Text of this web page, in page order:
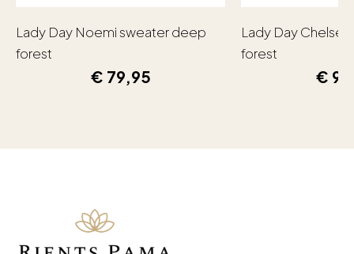
Lady Day Noemi sweater deep
forest
€ 79,95
Lady Day
forest
€